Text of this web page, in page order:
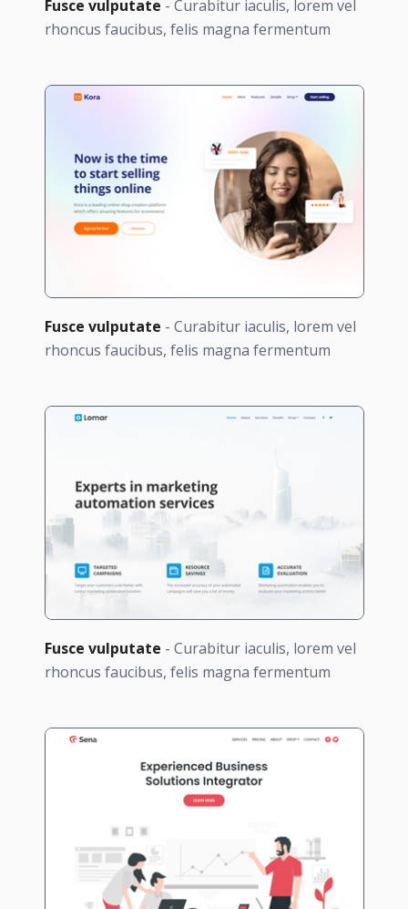
Fusce vulputate - Curabitur iaculis, lorem vel
rhoncus faucibus, felis magna fermentum
Fusce vulputate - Curabitur iaculis, lorem vel
rhoncus faucibus, felis magna fermentum
Fusce vulputate - Curabitur iaculis, lorem vel
rhoncus faucibus, felis magna fermentum